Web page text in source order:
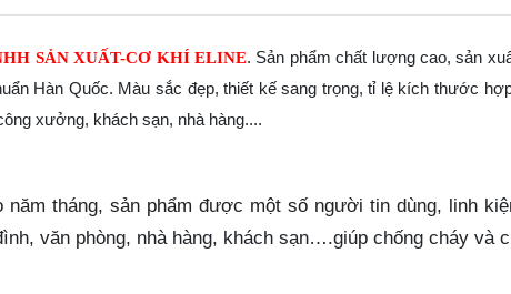
SẢN XUẤT-CƠ KHÍ ELINE. Sản phẩm chất lượng cao, sản
Hàn Quốc. Màu sắc đẹp, thiết kế sang trọng, tỉ lệ kích thước
xưởng, khách sạn, nhà hàng....
tháng, sản phẩm được một số người tin dùng, linh
văn phòng, nhà hàng, khách sạn….giúp chống cháy và